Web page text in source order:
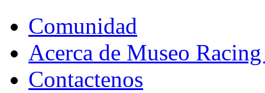
Comunidad
Acerca de Museo
Contactenos